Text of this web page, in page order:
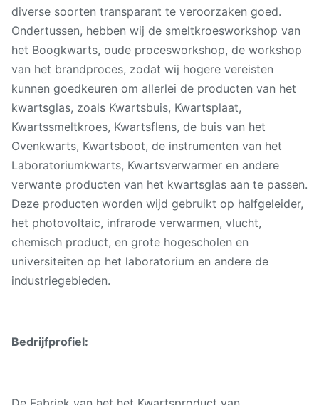
diverse soorten transparant te veroorzaken goed.
Ondertussen, hebben wij de smeltkroesworkshop van
het Boogkwarts, oude procesworkshop, de workshop
van het brandproces, zodat wij hogere vereisten
kunnen goedkeuren om allerlei de producten van het
kwartsglas, zoals Kwartsbuis, Kwartsplaat,
Kwartssmeltkroes, Kwartsflens, de buis van het
Ovenkwarts, Kwartsboot, de instrumenten van het
Laboratoriumkwarts, Kwartsverwarmer en andere
verwante producten van het kwartsglas aan te passen.
Deze producten worden wijd gebruikt op halfgeleider,
het photovoltaic, infrarode verwarmen, vlucht,
chemisch product, en grote hogescholen en
universiteiten op het laboratorium en andere de
industriegebieden.
Bedrijfprofiel: